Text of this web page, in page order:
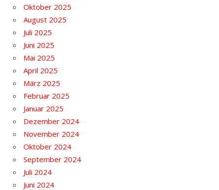
Oktober 2025
August 2025
Juli 2025
Juni 2025
Mai 2025
April 2025
März 2025
Februar 2025
Januar 2025
Dezember 2024
November 2024
Oktober 2024
September 2024
Juli 2024
Juni 2024